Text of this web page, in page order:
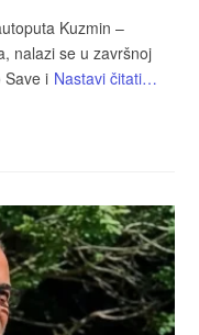
Kuzmin –
nalazi se u završnoj
Save i Nastavi čitati…